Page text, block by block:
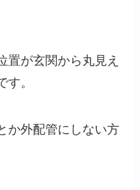
置が玄関から丸見え
。
か外配管にしない方